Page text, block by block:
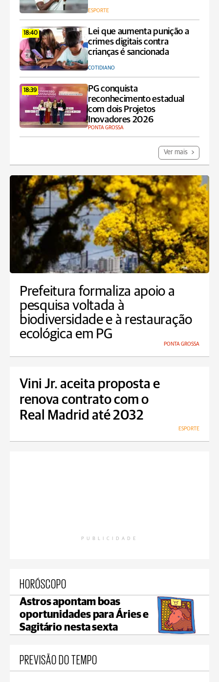
ESPORTE
18:40
Lei que aumenta punição a
crimes digitais contra
crianças é sancionada
COTIDIANO
18:39
PG conquista
reconhecimento estadual
com dois Projetos
Inovadores 2026
PONTA GROSSA
Ver mais
Prefeitura formaliza apoio a
pesquisa voltada à
biodiversidade e à restauração
ecológica em PG
PONTA GROSSA
Vini Jr. aceita proposta e
renova contrato com o
Real Madrid até 2032
ESPORTE
PUBLICIDADE
HORÓSCOPO
Astros apontam boas
oportunidades para Áries e
Sagitário nesta sexta
PREVISÃO DO TEMPO